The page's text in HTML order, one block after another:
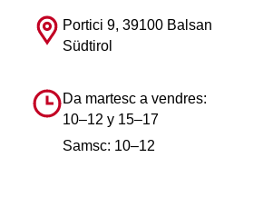
Portici 9, 39100 Balsan
Südtirol
Da martesc a vendres:
10–12 y 15–17
Samsc: 10–12